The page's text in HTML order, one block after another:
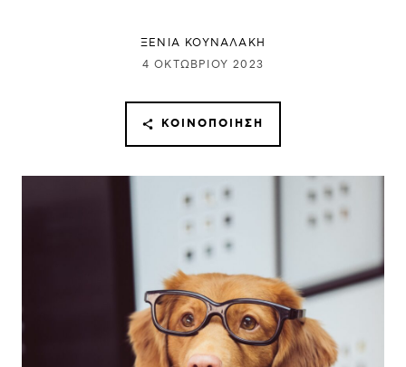
ΞΕΝΙΑ ΚΟΥΝΑΛΑΚΗ
4 ΟΚΤΩΒΡΊΟΥ 2023
ΚΟΙΝΟΠΟΊΗΣΗ